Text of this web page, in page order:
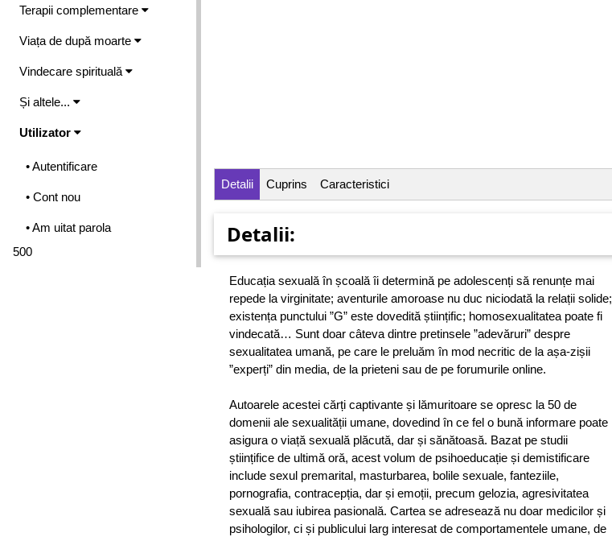
Terapii complementare
Viața de după moarte
Vindecare spirituală
Și altele...
Utilizator
• Autentificare
• Cont nou
• Am uitat parola
500
Detalii Cuprins Caracteristici
Detalii:
Educația sexuală în școală îi determină pe adolescenți să renunțe mai
repede la virginitate; aventurile amoroase nu duc niciodată la relații solide;
existența punctului ”G” este dovedită științific; homosexualitatea poate fi
vindecată… Sunt doar câteva dintre pretinsele ”adevăruri” despre
sexualitatea umană, pe care le preluăm în mod necritic de la așa-zișii
”experți” din media, de la prieteni sau de pe forumurile online.
Autoarele acestei cărți captivante și lămuritoare se opresc la 50 de
domenii ale sexualității umane, dovedind în ce fel o bună informare poate
asigura o viață sexuală plăcută, dar și sănătoasă. Bazat pe studii
științifice de ultimă oră, acest volum de psihoeducație și demistificare
include sexul premarital, masturbarea, bolile sexuale, fanteziile,
pornografia, contracepția, dar și emoții, precum gelozia, agresivitatea
sexuală sau iubirea pasională. Cartea se adresează nu doar medicilor și
psihologilor, ci și publicului larg interesat de comportamentele umane, de